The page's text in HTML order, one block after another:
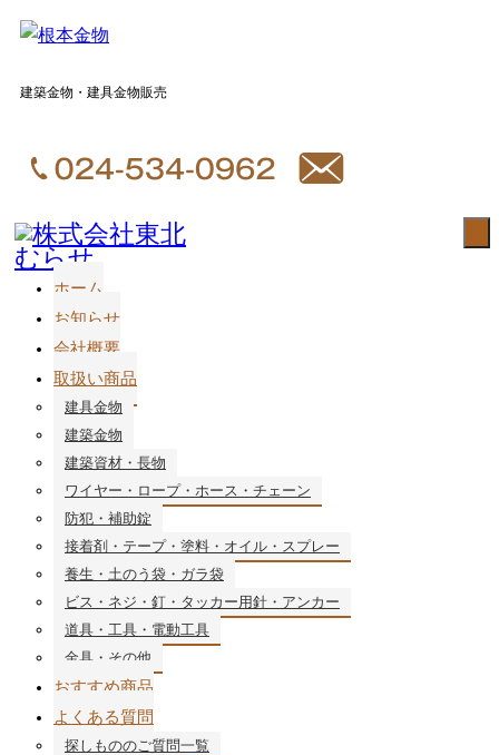
建築金物・建具金物販売
ホーム
お知らせ
会社概要
取扱い商品
建具金物
建築金物
建築資材・長物
ワイヤー・ロープ・ホース・チェーン
防犯・補助錠
接着剤・テープ・塗料・オイル・スプレー
養生・土のう袋・ガラ袋
ビス・ネジ・釘・タッカー用針・アンカー
道具・工具・電動工具
金具・その他
おすすめ商品
よくある質問
探しもののご質問一覧